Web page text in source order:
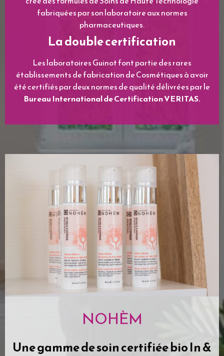
GUINOT
Depuis 40 ans, la mission de GUINOT est de rendre les
femmes plus belles grâce à des méthodes de soins
exclusives et innovantes.Pour GUINOT, c’est
l’Esthéticienne, Professionnelle de la Beauté, qui
pour obtenir des résultats visibles immédiats.
créé des formules de Soins de Haute Technologie
pharmaceutiques.